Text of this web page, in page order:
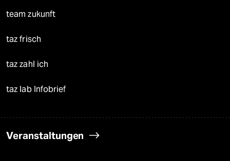
team zukunft
taz frisch
taz zahl ich
taz lab Infobrief
Veranstaltungen